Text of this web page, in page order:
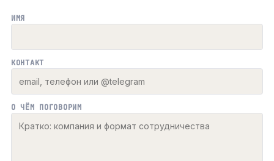
ИМЯ
КОНТАКТ
О ЧЁМ ПОГОВОРИМ